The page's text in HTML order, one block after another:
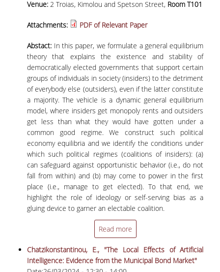
ΜΕΤΑΠΤΥΧΙΑΚΕΣ ΣΠΟΥΔΕΣ
ΜΕΤΑΠΤΥΧΙΑΚΑ ΠΡΟΓΡΑΜΜΑΤΑ
ΔΙΔΑΚΤΟΡΙΚΟ ΠΡΟΓΡΑΜΜΑ
ΚΑΝΟΝΙΣΜΟΣ ΛΕΙΤΟΥΡΓΙΑΣ
ΠΕΡΙΓΡΑΦΗ
ΑΙΤΗΣΕΙΣ
ΝΕΑ - ΔΡΑΣΤΗΡΙΟΤΗΤΕΣ
ΥΠΟΨΗΦΙΟΙ ΔΙΔΑΚΤΟΡΕΣ
ΔΙΔΑΚΤΟΡΕΣ
ΔΗΜΟΣΙΕΥΣΕΙΣ
PUBLICATIONS IN REFEREED JOURNALS
PUBLICATIONS IN BOOKS AND COLLECTIVE
ΧΡΗΣΙΜΟΙ ΣΥΝΔΕΣΜΟΙ
Venue: 2 Troias, Kimolou and Spetson Street, Room T101
Attachments: PDF of Relevant Paper
Abstact: In this paper, we formulate a general equilibrium
theory that explains the existence and stability of
democratically elected governments that support certain
groups of individuals in society (insiders) to the detriment
of everybody else (outsiders), even if the latter constitute
a majority. The vehicle is a dynamic general equilibrium
model, where insiders get monopoly rents and outsiders
get less than what they would have gotten under a
common good regime. We construct such political
economy equilibria and we identify the conditions under
which such political regimes (coalitions of insiders): (a)
can safeguard against opportunistic behavior (i.e., do not
fall from within) and (b) may come to power in the first
place (i.e., manage to get elected). To that end, we
highlight the role of ideology or self-serving bias as a
gluing device to garner an electable coalition.
Read more
Chatzikonstantinou, E., "The Local Effects of Artificial
Intelligence: Evidence from the Municipal Bond Market"